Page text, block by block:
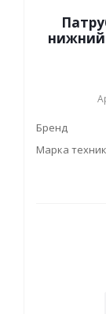
нижний
Бренд
Марка